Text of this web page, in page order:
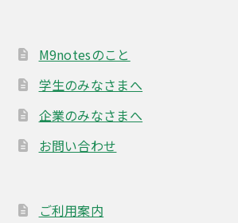
M9notesのこと
学生のみなさまへ
企業のみなさまへ
お問い合わせ
ご利用案内